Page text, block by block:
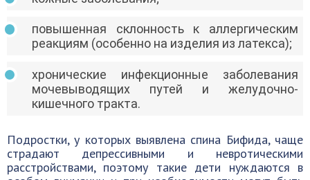
повышенная склонность к аллергическим
реакциям (особенно на изделия из латекса);
хронические инфекционные заболевания
мочевыводящих путей и желудочно-
кишечного тракта.
Подростки, у которых выявлена спина Бифида, чаще
страдают депрессивными и невротическими
расстройствами, поэтому такие дети нуждаются в